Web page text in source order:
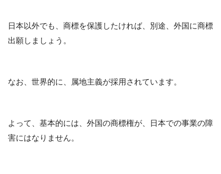
日本以外でも、商標を保護したければ、別途、外国に商標
出願しましょう。
なお、世界的に、属地主義が採用されています。
よって、基本的には、外国の商標権が、日本での事業の障
害にはなりません。